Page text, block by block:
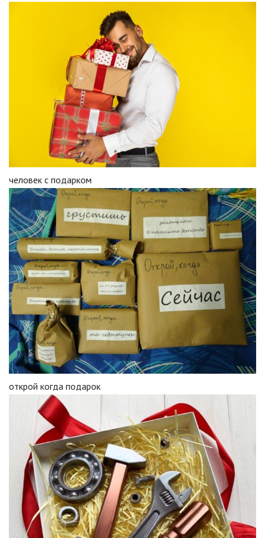
человек с подарком
открой когда подарок